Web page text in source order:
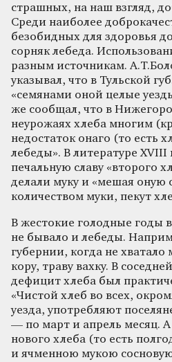
страшных, на наш взгляд,
Среди наиболее
безобидных для здоровья
сорняк лебеда.
разным источникам.
указывал, что в Тульской
«семянами оной целые
же сообщал, что в
неурожаях хлеба многим
недостаток онаго (то есть
лебеды». В литературе XVIII
печальную славу «второго
делали муку и «мешая оную
количеством муки, пекут
В жестокие голодные годы
не бывало и лебеды.
губернии, когда не хватало
кору, траву вахку. В
дефицит хлеба был
«Чистой хлеб во всех,
уезда, употребляют
— по март и апрель месяц. А
нового хлеба (то есть
и ячменною мукою